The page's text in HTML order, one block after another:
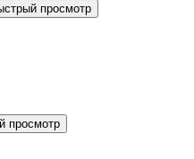
просмотр
просмотр